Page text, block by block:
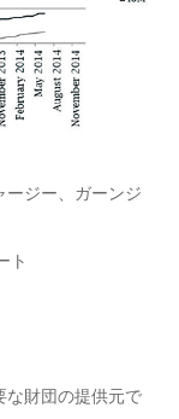
ージー、ガーンジ
ト
な財団の提供元で